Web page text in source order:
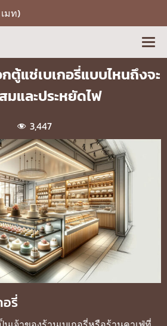
มท)
ตู้แช่เบเกอรี่แบบไหนถึงจะ
มและประหยัดไฟ
3,447
อรี่